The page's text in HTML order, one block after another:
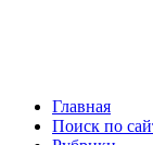
Главная
Поиск по